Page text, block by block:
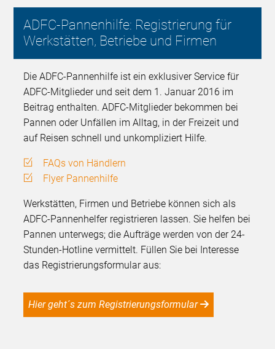
ADFC-Pannenhilfe: Registrierung für
Werkstätten, Betriebe und Firmen
Die ADFC-Pannenhilfe ist ein exklusiver Service für
ADFC-Mitglieder und seit dem 1. Januar 2016 im
Beitrag enthalten. ADFC-Mitglieder bekommen bei
Pannen oder Unfällen im Alltag, in der Freizeit und
auf Reisen schnell und unkompliziert Hilfe.
FAQs von Händlern
Flyer Pannenhilfe
Werkstätten, Firmen und Betriebe können sich als
ADFC-Pannenhelfer registrieren lassen. Sie helfen bei
Pannen unterwegs; die Aufträge werden von der 24-
Stunden-Hotline vermittelt. Füllen Sie bei Interesse
das Registrierungsformular aus:
Hier geht´s zum Registrierungsformular